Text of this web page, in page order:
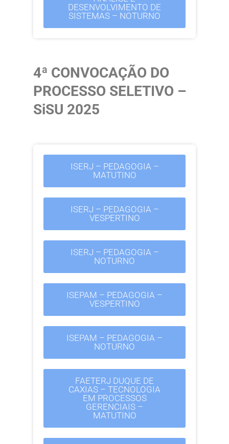
DESENVOLVIMENTO DE
SISTEMAS – NOTURNO
4ª CONVOCAÇÃO DO
PROCESSO SELETIVO –
SiSU 2025
ISERJ – PEDAGOGIA –
MATUTINO
ISERJ – PEDAGOGIA –
VESPERTINO
ISERJ – PEDAGOGIA –
NOTURNO
ISEPAM – PEDAGOGIA –
VESPERTINO
ISEPAM – PEDAGOGIA –
NOTURNO
FAETERJ DUQUE DE
CAXIAS – TECNOLOGIA
EM PROCESSOS
GERENCIAIS –
MATUTINO